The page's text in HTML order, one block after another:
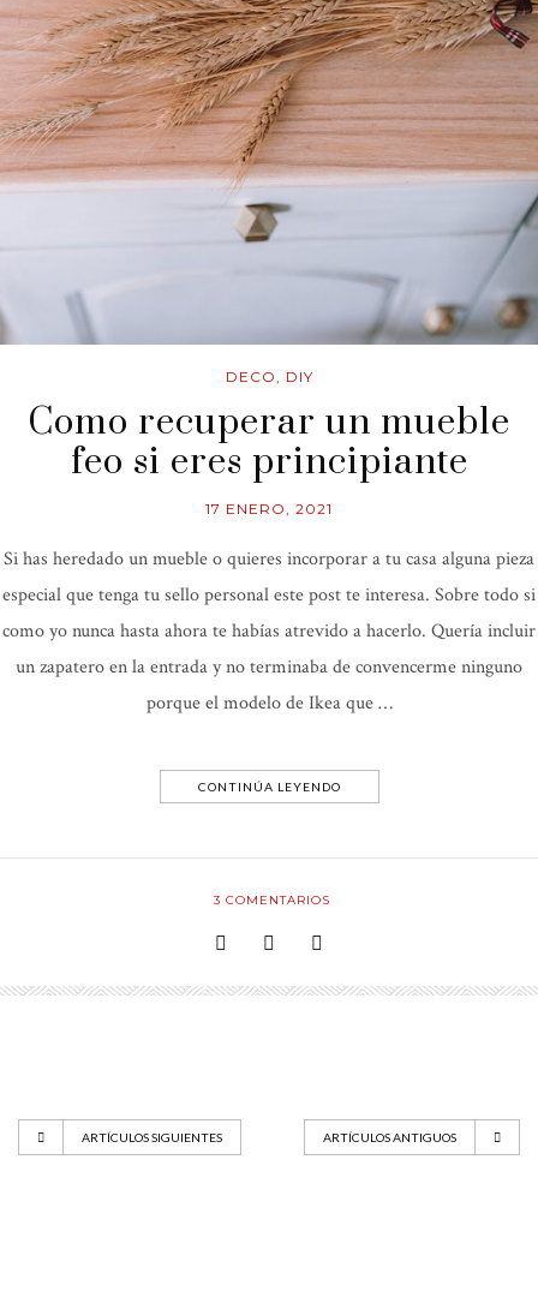
DECO DIY
Como recuperar un mueble
feo si eres principiante
17 ENERO, 2021
Si has heredado un mueble o quieres incorporar a tu casa alguna pieza
especial que tenga tu sello personal este post te interesa. Sobre todo si
como yo nunca hasta ahora te habías atrevido a hacerlo. Quería incluir
un zapatero en la entrada y no terminaba de convencerme ninguno
porque el modelo de Ikea que …
CONTINÚA LEYENDO
3 COMENTARIOS
ARTÍCULOS SIGUIENTES ARTÍCULOS ANTIGUOS